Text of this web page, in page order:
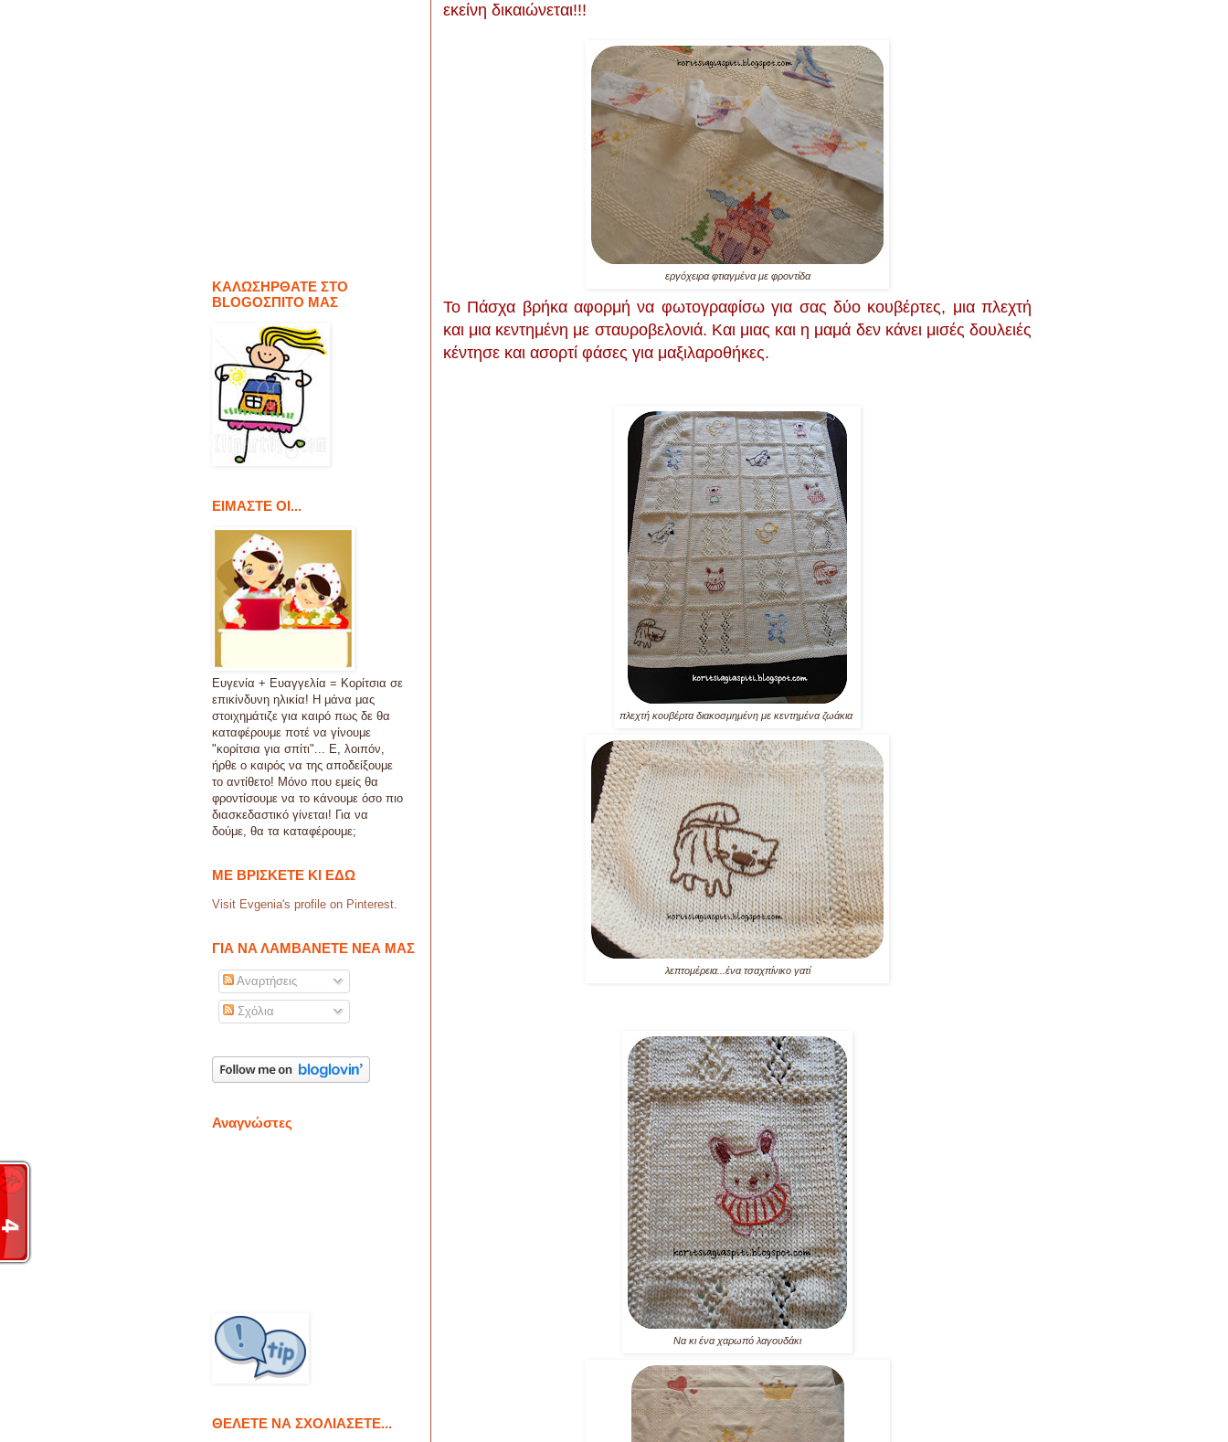
εκείνη δικαιώνεται!!!
εργόχειρα φτιαγμένα με φροντίδα
Το Πάσχα βρήκα αφορμή να φωτογραφίσω για σας δύο κουβέρτες, μια πλεχτή
και μια κεντημένη με σταυροβελονιά. Και μιας και η μαμά δεν κάνει μισές δουλειές
κέντησε και ασορτί φάσες για μαξιλαροθήκες.
πλεχτή κουβέρτα διακοσμημένη με κεντημένα ζωάκια
λεπτομέρεια...ένα τσαχπίνικο γατί
Να κι ένα χαρωπό λαγουδάκι
ΚΑΛΩΣΗΡΘΑΤΕ ΣΤΟ
BLOGΟΣΠΙΤΟ ΜΑΣ
ΕΙΜΑΣΤΕ ΟΙ...
Ευγενία + Ευαγγελία = Κορίτσια σε
επικίνδυνη ηλικία! Η μάνα μας
στοιχημάτιζε για καιρό πως δε θα
καταφέρουμε ποτέ να γίνουμε
"κορίτσια για σπίτι"... Ε, λοιπόν,
ήρθε ο καιρός να της αποδείξουμε
το αντίθετο! Μόνο που εμείς θα
φροντίσουμε να το κάνουμε όσο πιο
διασκεδαστικό γίνεται! Για να
δούμε, θα τα καταφέρουμε;
ΜΕ ΒΡΙΣΚΕΤΕ ΚΙ ΕΔΩ
Visit Evgenia's profile on Pinterest.
ΓΙΑ ΝΑ ΛΑΜΒΑΝΕΤΕ ΝΕΑ ΜΑΣ
Αναρτήσεις
Σχόλια
Αναγνώστες
ΘΕΛΕΤΕ ΝΑ ΣΧΟΛΙΑΣΕΤΕ...